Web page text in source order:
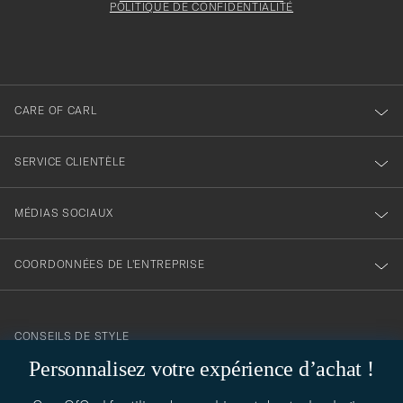
Personnalisez votre expérience d’achat !
POLITIQUE DE CONFIDENTIALITÉ
CARE OF CARL
SERVICE CLIENTÈLE
MÉDIAS SOCIAUX
COORDONNÉES DE L'ENTREPRISE
CONSEILS DE STYLE
Besoin d'aide pour trouver votre style ? Laissez-nous vous guider,